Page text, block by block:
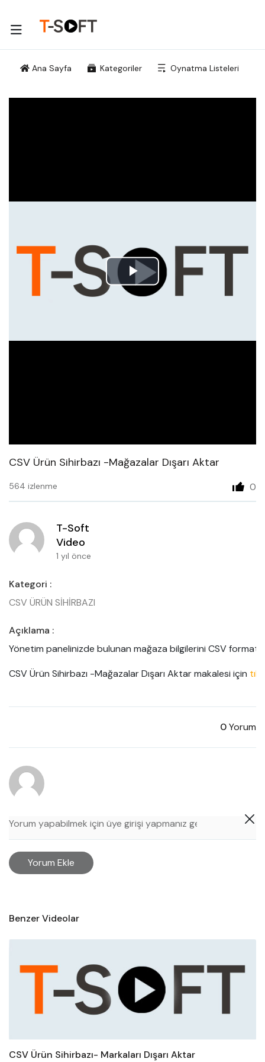
Ana Sayfa Kategoriler Oynatma Listeleri
Play
CSV Ürün Sihirbazı -Mağazalar Dışarı Aktar
564 izlenme 0
T-Soft
Video
1 yıl önce
Kategori :
CSV ÜRÜN SİHİRBAZI
Açıklama :
Yönetim panelinizde bulunan mağaza bilgilerini CSV
CSV Ürün Sihirbazı -Mağazalar Dışarı Aktar makalesi için
0Yorum
Yorum Ekle
Benzer Videolar
CSV Ürün Sihirbazı- Markaları Dışarı Aktar